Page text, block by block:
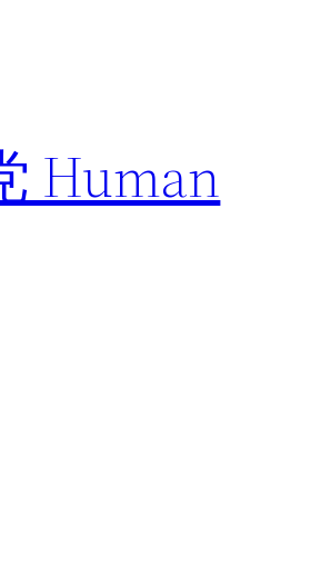
Human